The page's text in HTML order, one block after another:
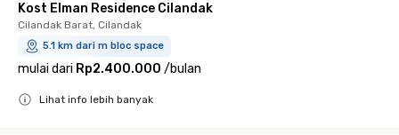
Kost Elman Residence Cilandak
Cilandak Barat, Cilandak
5.1 km dari m bloc space
mulai dari Rp2.400.000 /bulan
Lihat info lebih banyak